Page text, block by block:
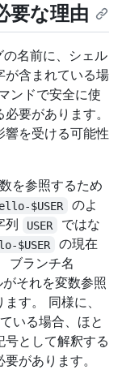
要な理由
名前に、シェル
が含まれている場
ンドで安全に使
要があります。
響を受ける可能性
を参照するため
$USER
のよ
列
USER
ではな
$USER
の現在
ブランチ名
それを変数参照
す。 同様に、
いる場合、ほと
として解釈する
があります。